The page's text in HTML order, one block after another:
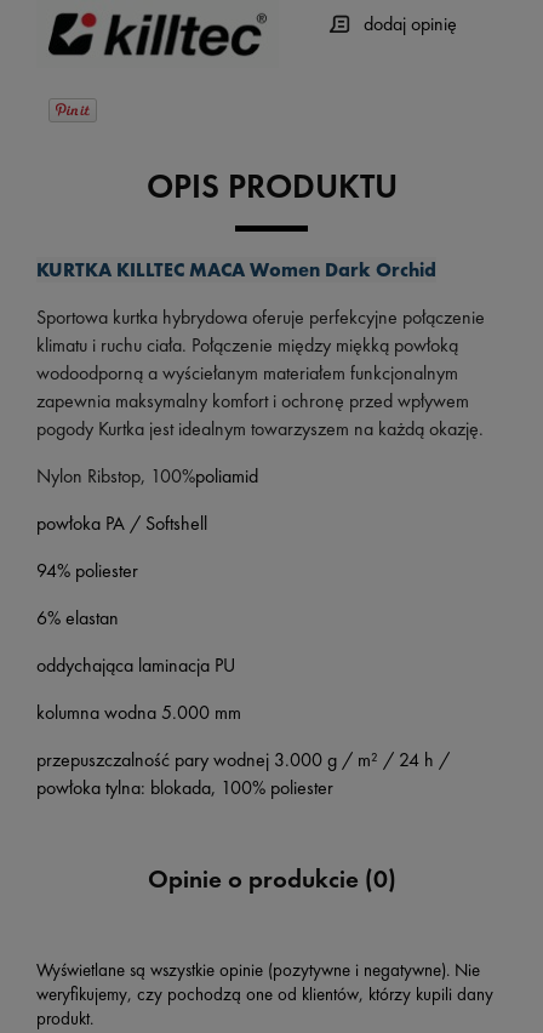
dodaj opinię
OPIS PRODUKTU
KURTKA KILLTEC MACA Women Dark Orchid
Sportowa kurtka hybrydowa oferuje perfekcyjne połączenie
klimatu i ruchu ciała. Połączenie między miękką powłoką
wodoodporną a wyściełanym materiałem funkcjonalnym
zapewnia maksymalny komfort i ochronę przed wpływem
pogody Kurtka jest idealnym towarzyszem na każdą okazję.
Nylon Ribstop, 100%poliamid
powłoka PA / Softshell
94% poliester
6% elastan
oddychająca laminacja PU
kolumna wodna 5.000 mm
przepuszczalność pary wodnej 3.000 g / m² / 24 h /
powłoka tylna: blokada, 100% poliester
Opinie o produkcie (0)
Wyświetlane są wszystkie opinie (pozytywne i negatywne). Nie
weryfikujemy, czy pochodzą one od klientów, którzy kupili dany
produkt.